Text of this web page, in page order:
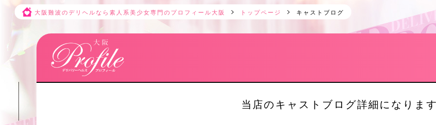
大阪難波のデリヘルなら素人系美少女専門のプロフィール大阪 トップページ キャストブログ
当店のキャストブログ詳細になりま